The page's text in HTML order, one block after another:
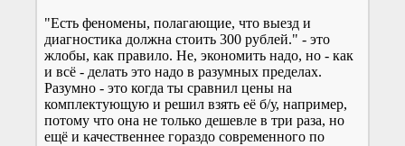
"Есть феномены, полагающие, что выезд и
диагностика должна стоить 300 рублей." - это
жлобы, как правило. Не, экономить надо, но - как
и всё - делать это надо в разумных пределах.
Разумно - это когда ты сравнил цены на
комплектующую и решил взять её б/у, например,
потому что она не только дешевле в три раза, но
ещё и качественнее гораздо современного по